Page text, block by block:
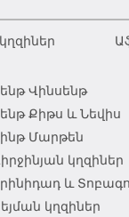
Վինսենթ
Քիթս և Նեվիս
Մարթեն
կղզիներ
և Տոբագո
կղզիներ